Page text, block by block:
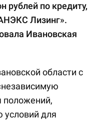
рублей по кредиту,
Лизинг».
Ивановская
области с
положений,
условий для